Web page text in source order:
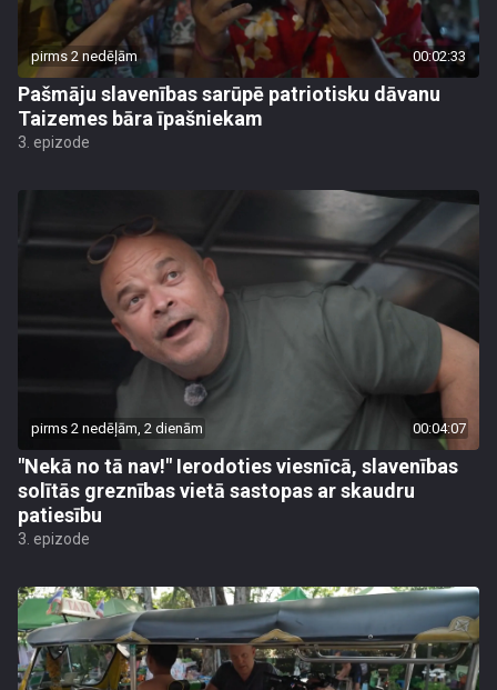
pirms 2 nedēļām 00:02:33
Pašmāju slavenības sarūpē patriotisku dāvanu
Taizemes bāra īpašniekam
3. epizode
pirms 2 nedēļām, 2 dienām 00:04:07
"Nekā no tā nav!" Ierodoties viesnīcā, slavenības
solītās greznības vietā sastopas ar skaudru
patiesību
3. epizode